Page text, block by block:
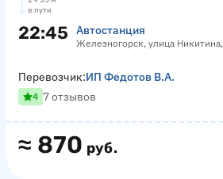
в пути
22:45 Автостанция
Железногорск, улица
≈ 870 руб.
Перевозчик:ИП Федотов В.А.
4 7 отзывов